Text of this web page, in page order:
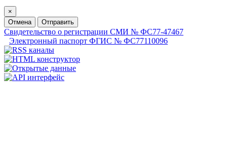
×
Отмена
Отправить
Свидетельство о регистрации СМИ № ФС77-47467
Электронный паспорт ФГИС № ФС77110096